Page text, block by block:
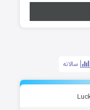
سالانه